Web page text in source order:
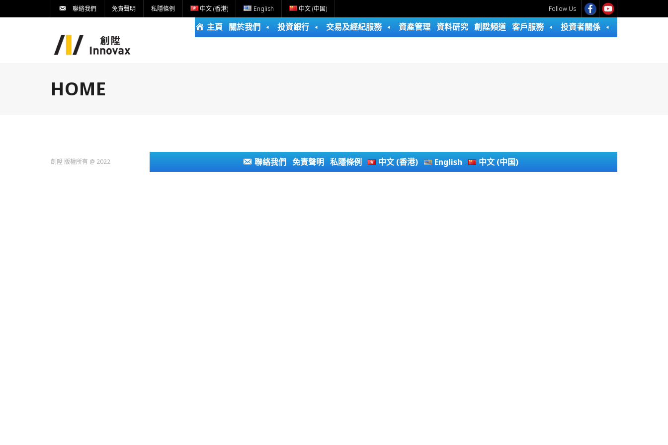
聯絡我們 免責聲明 私隱條例 中文 (香港) English 中文 (中国) Follow Us
主頁 關於我們 投資銀行 交易及經紀服務 資產管理 資料研究 創陞頻道 客戶服務 投資者關係
HOME
創陞 版權所有 @ 2022 聯絡我們 免責聲明 私隱條例 中文 (香港) English 中文 (中国)